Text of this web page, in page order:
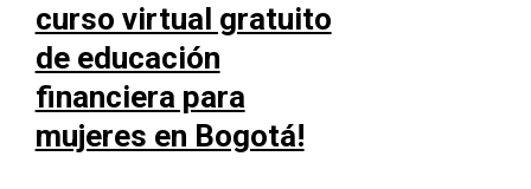
curso virtual gratuito
de educación
financiera para
mujeres en Bogotá!